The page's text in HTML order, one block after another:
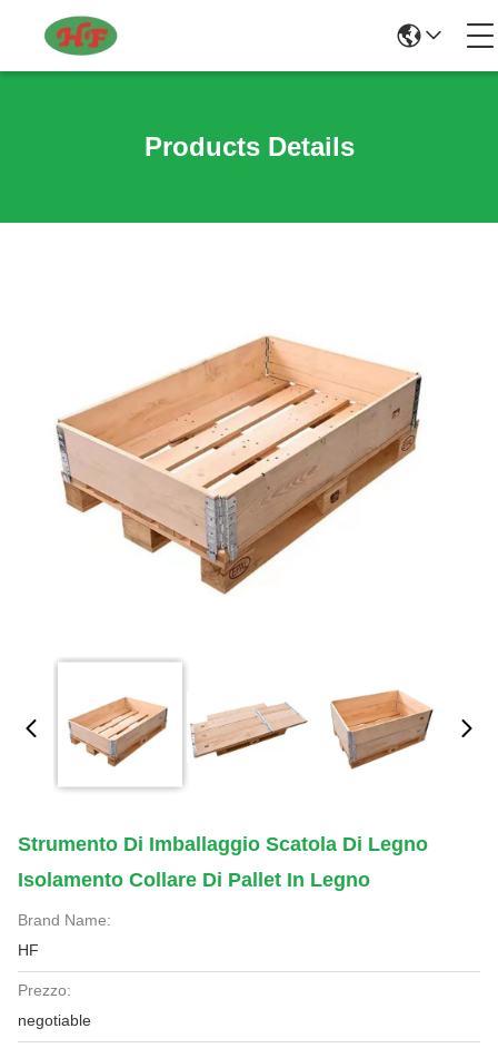
Products Details
Strumento Di Imballaggio Scatola Di Legno
Isolamento Collare Di Pallet In Legno
Brand Name:
HF
Prezzo:
negotiable